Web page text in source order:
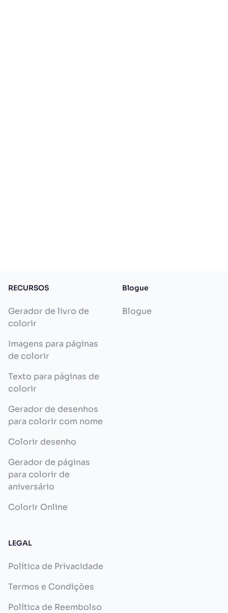
RECURSOS
Gerador de livro de
colorir
Imagens para páginas
de colorir
Texto para páginas de
colorir
Gerador de desenhos
para colorir com nome
Colorir desenho
Gerador de páginas
para colorir de
aniversário
Colorir Online
Blogue
Blogue
LEGAL
Política de Privacidade
Termos e Condições
Política de Reembolso